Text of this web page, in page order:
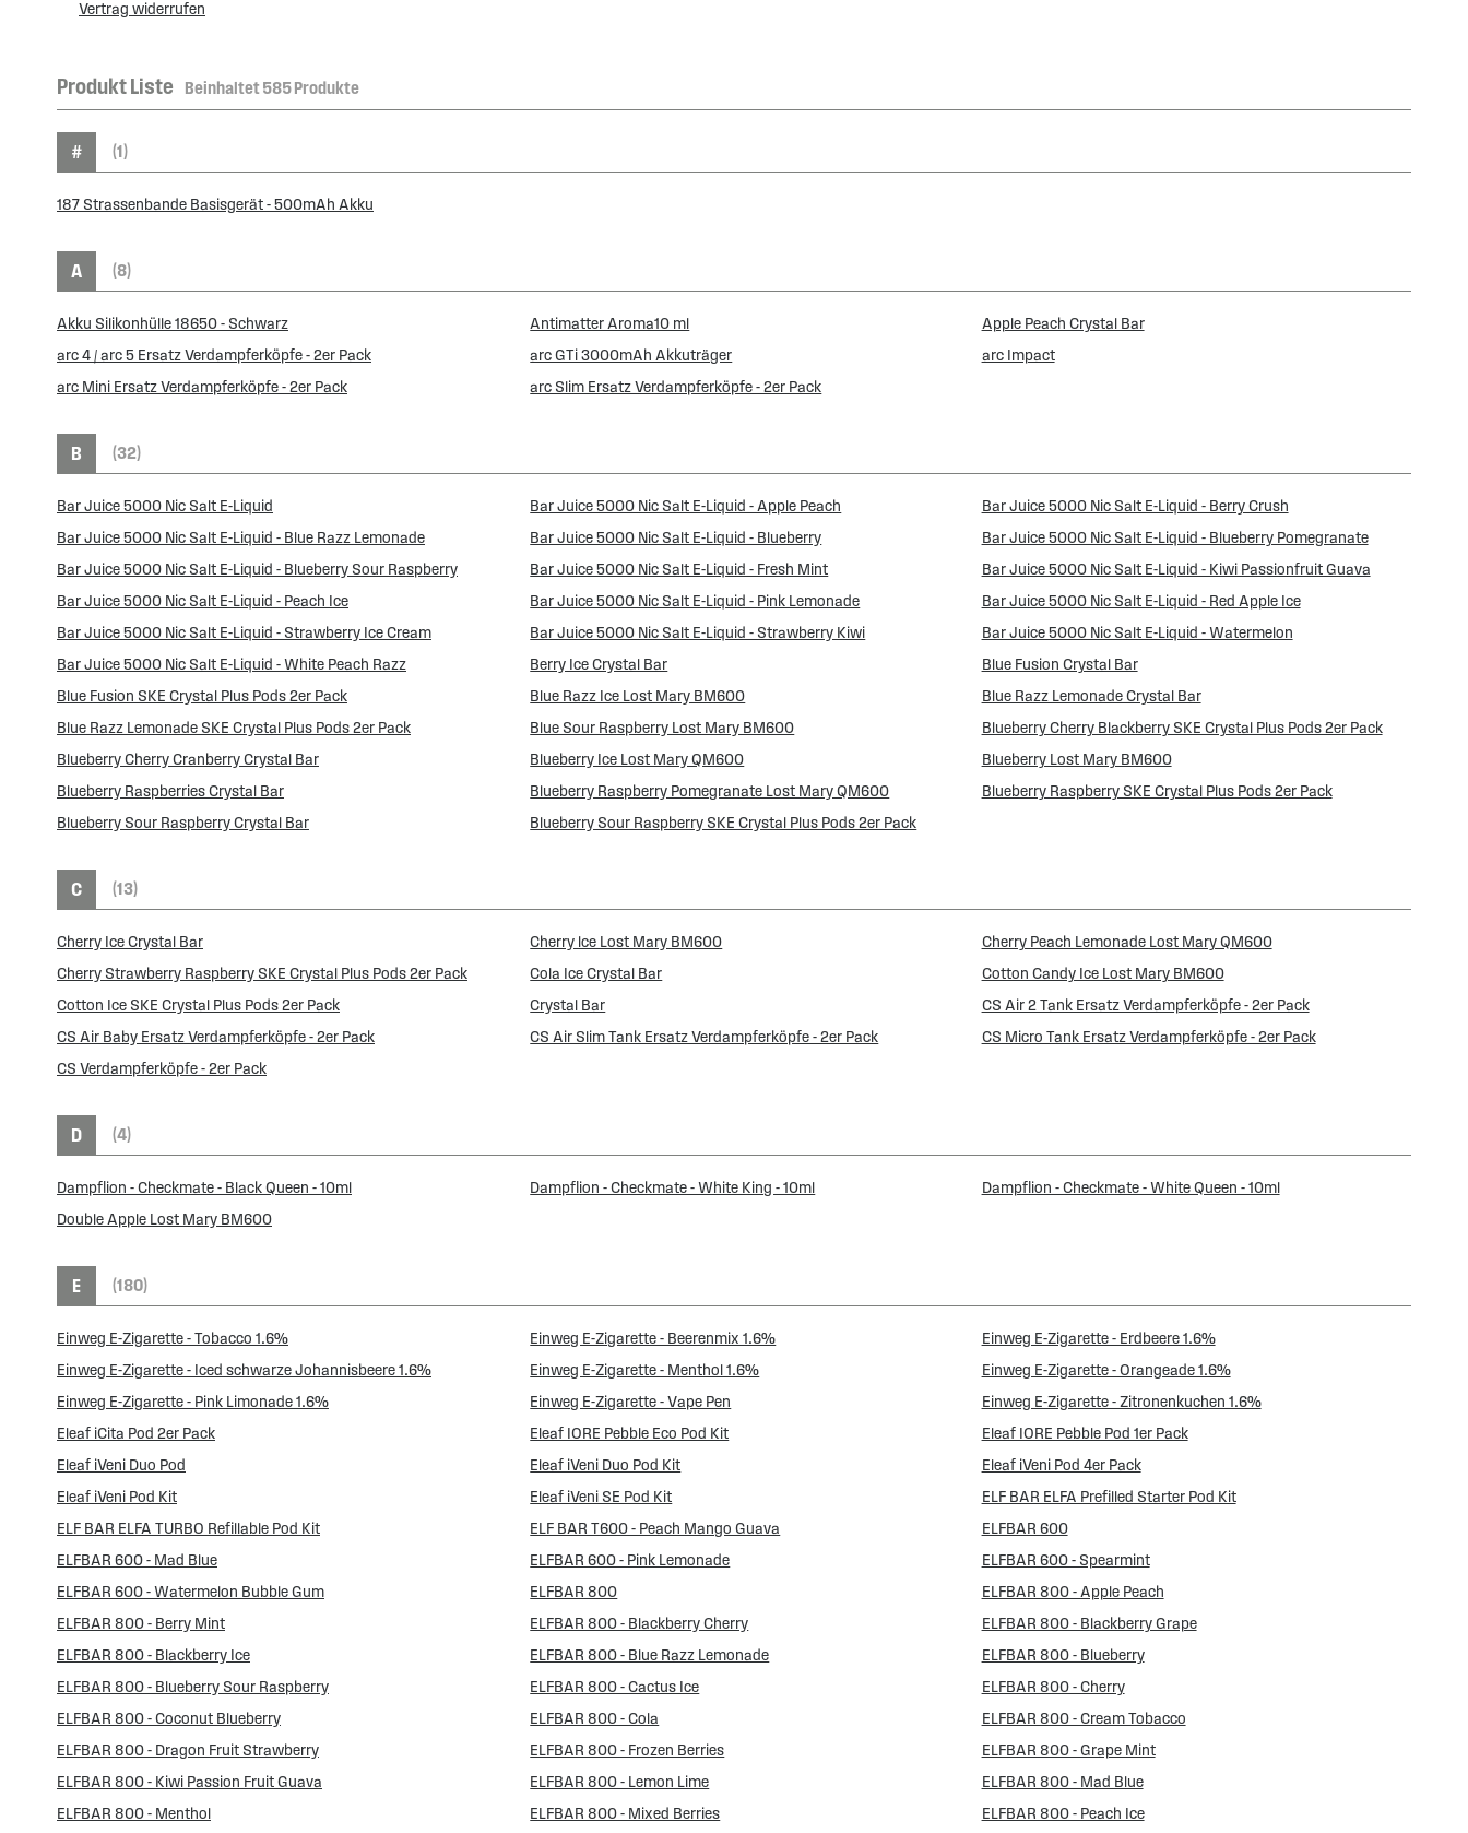
Vertrag widerrufen
Produkt Liste Beinhaltet585Produkte
# (1)
187 Strassenbande Basisgerät - 500mAh Akku
A (8)
Akku Silikonhülle 18650 - Schwarz Antimatter Aroma10 ml
Apple Peach Crystal Bar
arc 4 / arc 5 Ersatz Verdampferköpfe - 2er Pack
arc GTi 3000mAh Akkuträger
arc Impact
arc Mini Ersatz Verdampferköpfe - 2er Pack
arc Slim Ersatz Verdampferköpfe - 2er Pack
B (32)
Bar Juice 5000 Nic Salt E-Liquid Bar Juice 5000 Nic Salt E-Liquid - Apple Peach
Bar Juice 5000 Nic Salt E-Liquid - Berry Crush
Bar Juice 5000 Nic Salt E-Liquid - Blue Razz Lemonade
Bar Juice 5000 Nic Salt E-Liquid - Blueberry
Bar Juice 5000 Nic Salt E-Liquid - Blueberry Pomegranate
Bar Juice 5000 Nic Salt E-Liquid - Blueberry Sour Raspberry
Bar Juice 5000 Nic Salt E-Liquid - Fresh Mint
Bar Juice 5000 Nic Salt E-Liquid - Kiwi Passionfruit Guava
Bar Juice 5000 Nic Salt E-Liquid - Peach Ice
Bar Juice 5000 Nic Salt E-Liquid - Pink Lemonade
Bar Juice 5000 Nic Salt E-Liquid - Red Apple Ice
Bar Juice 5000 Nic Salt E-Liquid - Strawberry Ice Cream
Bar Juice 5000 Nic Salt E-Liquid - Strawberry Kiwi
Bar Juice 5000 Nic Salt E-Liquid - Watermelon
Bar Juice 5000 Nic Salt E-Liquid - White Peach Razz
Berry Ice Crystal Bar
Blue Fusion Crystal Bar
Blue Fusion SKE Crystal Plus Pods 2er Pack
Blue Razz Ice Lost Mary BM600
Blue Razz Lemonade Crystal Bar
Blue Razz Lemonade SKE Crystal Plus Pods 2er Pack
Blue Sour Raspberry Lost Mary BM600
Blueberry Cherry Blackberry SKE Crystal Plus Pods 2er Pack
Blueberry Cherry Cranberry Crystal Bar
Blueberry Ice Lost Mary QM600
Blueberry Lost Mary BM600
Blueberry Raspberries Crystal Bar
Blueberry Raspberry Pomegranate Lost Mary QM600
Blueberry Raspberry SKE Crystal Plus Pods 2er Pack
Blueberry Sour Raspberry Crystal Bar
Blueberry Sour Raspberry SKE Crystal Plus Pods 2er Pack
C (13)
Cherry Ice Crystal Bar Cherry lce Lost Mary BM600
Cherry Peach Lemonade Lost Mary QM600
Cherry Strawberry Raspberry SKE Crystal Plus Pods 2er Pack
Cola Ice Crystal Bar
Cotton Candy Ice Lost Mary BM600
Cotton Ice SKE Crystal Plus Pods 2er Pack
Crystal Bar
CS Air 2 Tank Ersatz Verdampferköpfe - 2er Pack
CS Air Baby Ersatz Verdampferköpfe - 2er Pack
CS Air Slim Tank Ersatz Verdampferköpfe - 2er Pack
CS Micro Tank Ersatz Verdampferköpfe - 2er Pack
CS Verdampferköpfe - 2er Pack
D (4)
Dampflion - Checkmate - Black Queen - 10ml Dampflion - Checkmate - White King - 10ml
Dampflion - Checkmate - White Queen - 10ml
Double Apple Lost Mary BM600
E (180)
Einweg E-Zigarette - Tobacco 1.6% Einweg E-Zigarette - Beerenmix 1.6%
Einweg E-Zigarette - Erdbeere 1.6%
Einweg E-Zigarette - Iced schwarze Johannisbeere 1.6%
Einweg E-Zigarette - Menthol 1.6%
Einweg E-Zigarette - Orangeade 1.6%
Einweg E-Zigarette - Pink Limonade 1.6%
Einweg E-Zigarette - Vape Pen
Einweg E-Zigarette - Zitronenkuchen 1.6%
Eleaf iCita Pod 2er Pack
Eleaf IORE Pebble Eco Pod Kit
Eleaf IORE Pebble Pod 1er Pack
Eleaf iVeni Duo Pod
Eleaf iVeni Duo Pod Kit
Eleaf iVeni Pod 4er Pack
Eleaf iVeni Pod Kit
Eleaf iVeni SE Pod Kit
ELF BAR ELFA Prefilled Starter Pod Kit
ELF BAR ELFA TURBO Refillable Pod Kit
ELF BAR T600 - Peach Mango Guava
ELFBAR 600
ELFBAR 600 - Mad Blue
ELFBAR 600 - Pink Lemonade
ELFBAR 600 - Spearmint
ELFBAR 600 - Watermelon Bubble Gum
ELFBAR 800
ELFBAR 800 - Apple Peach
ELFBAR 800 - Berry Mint
ELFBAR 800 - Blackberry Cherry
ELFBAR 800 - Blackberry Grape
ELFBAR 800 - Blackberry Ice
ELFBAR 800 - Blue Razz Lemonade
ELFBAR 800 - Blueberry
ELFBAR 800 - Blueberry Sour Raspberry
ELFBAR 800 - Cactus Ice
ELFBAR 800 - Cherry
ELFBAR 800 - Coconut Blueberry
ELFBAR 800 - Cola
ELFBAR 800 - Cream Tobacco
ELFBAR 800 - Dragon Fruit Strawberry
ELFBAR 800 - Frozen Berries
ELFBAR 800 - Grape Mint
ELFBAR 800 - Kiwi Passion Fruit Guava
ELFBAR 800 - Lemon Lime
ELFBAR 800 - Mad Blue
ELFBAR 800 - Menthol
ELFBAR 800 - Mixed Berries ELFBAR 800 - Peach Ice